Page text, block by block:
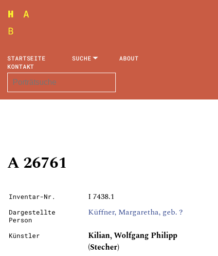
STARTSEITE SUCHE
ABOUT
KONTAKT
A 26761
Inventar-Nr. I 7438.1
Dargestellte
Person
Küffner, Margaretha, geb. ?
Künstler
Kilian, Wolfgang Philipp
(Stecher)